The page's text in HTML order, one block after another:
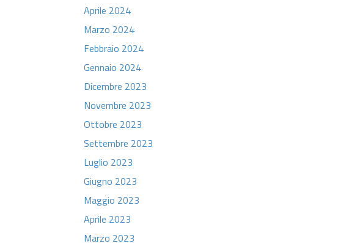
Aprile 2024
Marzo 2024
Febbraio 2024
Gennaio 2024
Dicembre 2023
Novembre 2023
Ottobre 2023
Settembre 2023
Luglio 2023
Giugno 2023
Maggio 2023
Aprile 2023
Marzo 2023